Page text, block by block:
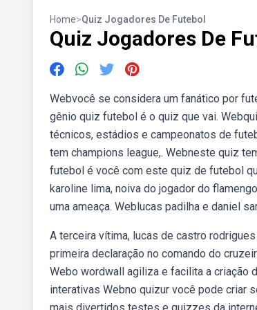
Home>Quiz Jogadores De Futebol
Quiz Jogadores De
Webvocê se considera um fanático por
gênio quiz futebol é o quiz que vai.
técnicos, estádios e campeonatos de
tem champions league,. Webneste quiz
futebol é você com este quiz de futebol
karoline lima, noiva do jogador do
uma ameaça. Weblucas padilha e daniel
A terceira vítima, lucas de castro
primeira declaração no comando do
Webo wordwall agiliza e facilita a criação
interativas Webno quizur você pode criar